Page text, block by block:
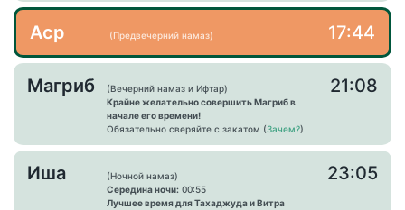
Аср (Предвечерний намаз) 17:44
Магриб
(Вечерний намаз и Ифтар)
Крайне желательно совершить Магриб в
начале его времени!
Обязательно сверяйте с закатом (Зачем?)
21:08
Иша
(Ночной намаз)
Середина ночи: 00:55
Лучшее время для Тахаджуда и Витра
23:05